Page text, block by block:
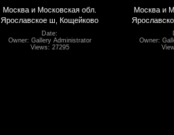
Москва и Московская обл.
Ярославское ш, Кощейково
Date:
Owner: Gallery Administrator
Views: 27295
Москва и
Owner: